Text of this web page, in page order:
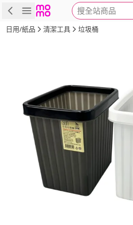
搜全站商品
商品 評價 詳情
日用/紙品 清潔工具 垃圾桶